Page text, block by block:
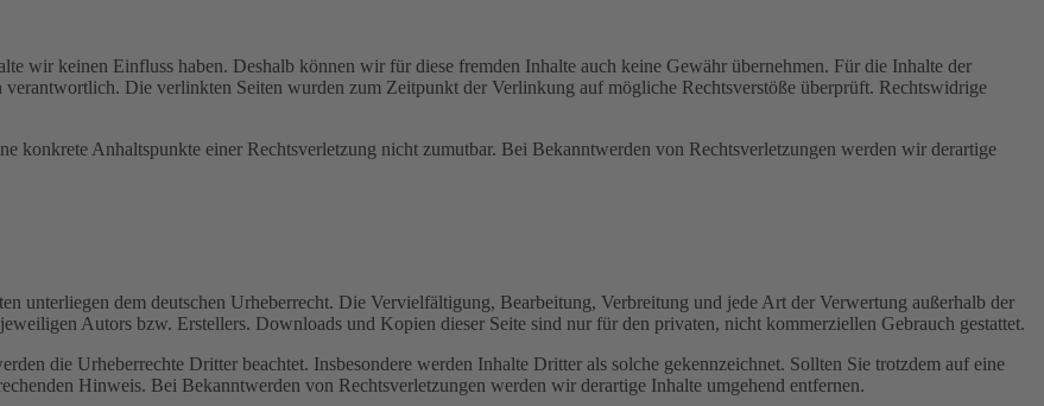
wir keinen Einfluss haben. Deshalb können wir für diese fremden Inhalte auch keine Gewähr übernehmen. Für die Inhalte der
Die verlinkten Seiten wurden zum Zeitpunkt der Verlinkung auf mögliche Rechtsverstöße überprüft. Rechtswidrige
konkrete Anhaltspunkte einer Rechtsverletzung nicht zumutbar. Bei Bekanntwerden von Rechtsverletzungen werden wir derartige
unterliegen dem deutschen Urheberrecht. Die Vervielfältigung, Bearbeitung, Verbreitung und jede Art der Verwertung außerhalb der
Autors bzw. Erstellers. Downloads und Kopien dieser Seite sind nur für den privaten, nicht kommerziellen Gebrauch gestattet.
die Urheberrechte Dritter beachtet. Insbesondere werden Inhalte Dritter als solche gekennzeichnet. Sollten Sie trotzdem auf eine
Hinweis. Bei Bekanntwerden von Rechtsverletzungen werden wir derartige Inhalte umgehend entfernen.